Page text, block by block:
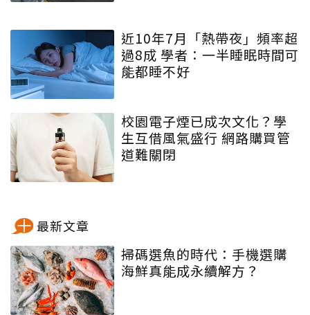
近10年7月「熱帶夜」頻率超
過8成 學者：一半睡眠時間可
能都睡不好
校園電子煙已成次文化？學
生互借風氣盛行 網路購買管
道難關閉
最新文章
掃碼選魚的時代：手機選購
海鮮真能成永續解方？